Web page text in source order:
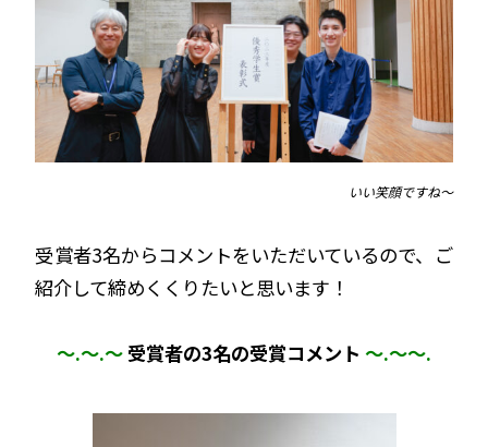
いい笑顔ですね～
受賞者3名からコメントをいただいているので、ご
紹介して締めくくりたいと思います！
～.～.～ 受賞者の3名の受賞コメント ～.～～.